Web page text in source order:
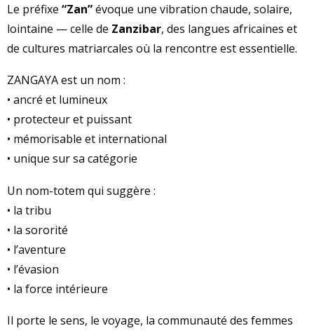
Le préfixe “Zan”évoque une vibration chaude, solaire,
lointaine — celle de Zanzibar, des langues africaines et
de cultures matriarcales où la rencontre est essentielle.
ZANGAYA est un nom :
• ancré et lumineux
• protecteur et puissant
• mémorisable et international
• unique sur sa catégorie
Un nom-totem qui suggère :
• la tribu
• la sororité
• l’aventure
• l’évasion
• la force intérieure
Il porte le sens, le voyage, la communauté des femmes